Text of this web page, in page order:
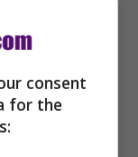
consent
for the